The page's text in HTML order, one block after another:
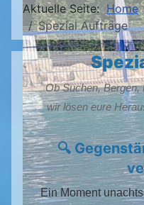
Aktuelle Seite: Home
Spezial Aufträge
Ob Suchen, Bergen,
wir lösen eure
🔍
Ein Moment